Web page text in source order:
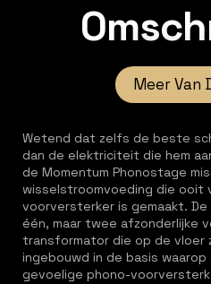
Meer Van
Wetend dat zelfs de beste
dan de elektriciteit die hem
de Momentum Phonostage
wisselstroomvoeding die ooit
voorversterker is gemaakt.
één, maar twee afzonderlijke
transformator die op de vloer
ingebouwd in de basis
gevoelige phono-